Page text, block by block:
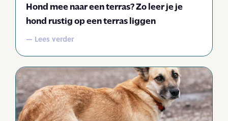
Hond mee naar een terras? Zo leer je je
hond rustig op een terras liggen
— Lees verder